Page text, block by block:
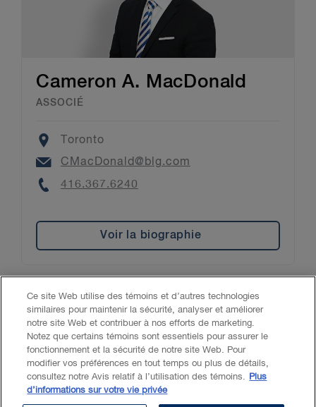
Cameron A. MacDonald
ASSOCIÉ
Location
Toronto
Email
CMacDonald@blg.com
Phone
416.367.6240
Voir la biographie
Accessibilité LCAP Avis juridique
Politique de confidentialité IA générative
Ce site Web utilise des témoins et d’autres technologies
similaires pour maintenir la sécurité, analyser et améliorer
notre site Web et contribuer à nos efforts de marketing.
Notez que certains témoins sont essentiels pour assurer le
fonctionnement et la sécurité de notre site Web. Pour
modifier vos préférences en tout temps ou plus de détails,
consultez notre Avis relatif à l’utilisation des témoins.
Plus
d’informations sur votre vie privée